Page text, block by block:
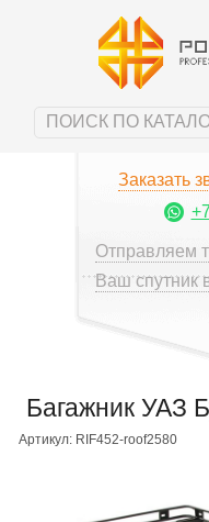
Заказать
Отправляем
Ваш спутник
Багажник УАЗ
Артикул: RIF452-roof2580